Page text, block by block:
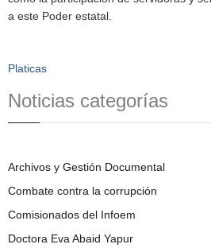
a este Poder estatal.
Platicas
Noticias categorías
Archivos y Gestión Documental
Combate contra la corrupción
Comisionados del Infoem
Doctora Eva Abaid Yapur